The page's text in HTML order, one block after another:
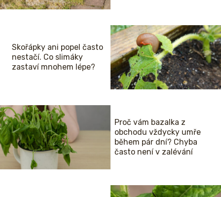
Skořápky ani popel často
nestačí. Co slimáky
zastaví mnohem lépe?
Proč vám bazalka z
obchodu vždycky umře
během pár dní? Chyba
často není v zalévání